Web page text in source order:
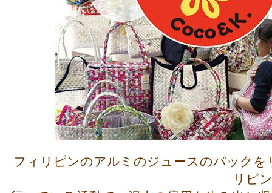
フィリピンのアルミのジュースのパック
リピ